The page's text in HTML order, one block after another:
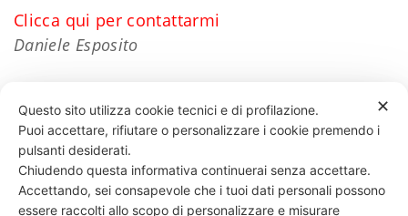
Clicca qui per contattarmi
Daniele Esposito
63 LIKES
✕
Questo sito utilizza cookie tecnici e di profilazione.
Puoi accettare, rifiutare o personalizzare i cookie premendo i
pulsanti desiderati.
Chiudendo questa informativa continuerai senza accettare.
Accettando, sei consapevole che i tuoi dati personali possono
essere raccolti allo scopo di personalizzare e misurare